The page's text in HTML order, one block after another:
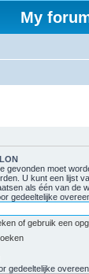
My
gevonden moet
U kunt een lijst
als één van de
gedeeltelijke
of gebruik een
gedeeltelijke